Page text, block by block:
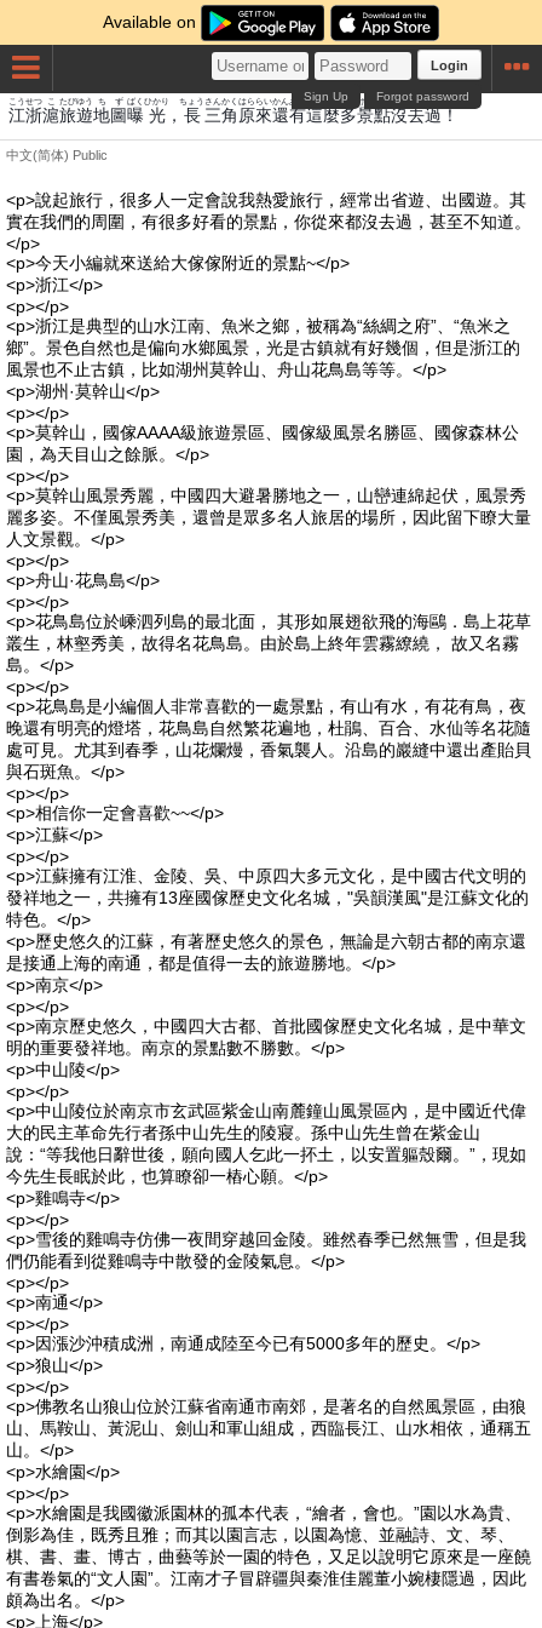
Available on
Login
Forgot password
Sign Up
江
こう
浙
せつ
滬
こ
旅
たび
遊
ゆう
地圖
ちず
曝
ばく
光
ひかり
， 長
ちょう
三角
さんかく
原
はら
來
らい
還
かん
有
あり
這
しゃ
麼
ま
多
た
景
けい
點
てん
沒
ぼつ
去
きょ
過
か
！
中文(简体) Public
<p>說起旅行，很多人一定會說我熱愛旅行，經常出省遊、出國遊。其
實在我們的周圍，有很多好看的景點，你從來都沒去過，甚至不知道。
</p>
<p>今天小編就來送給大傢傢附近的景點~</p>
<p>浙江</p>
<p></p>
<p>浙江是典型的山水江南、魚米之鄉，被稱為“絲綢之府”、“魚米之
鄉”。景色自然也是偏向水鄉風景，光是古鎮就有好幾個，但是浙江的
風景也不止古鎮，比如湖州莫幹山、舟山花鳥島等等。</p>
<p>湖州·莫幹山</p>
<p></p>
<p>莫幹山，國傢AAAA級旅遊景區、國傢級風景名勝區、國傢森林公
園，為天目山之餘脈。</p>
<p></p>
<p>莫幹山風景秀麗，中國四大避暑勝地之一，山巒連綿起伏，風景秀
麗多姿。不僅風景秀美，還曾是眾多名人旅居的場所，因此留下瞭大量
人文景觀。</p>
<p></p>
<p>舟山·花鳥島</p>
<p></p>
<p>花鳥島位於嵊泗列島的最北面， 其形如展翅欲飛的海鷗．島上花草
叢生，林壑秀美，故得名花鳥島。由於島上終年雲霧繚繞， 故又名霧
島。</p>
<p></p>
<p>花鳥島是小編個人非常喜歡的一處景點，有山有水，有花有鳥，夜
晚還有明亮的燈塔，花鳥島自然繁花遍地，杜鵑、百合、水仙等名花隨
處可見。尤其到春季，山花爛熳，香氣襲人。沿島的巖縫中還出產貽貝
與石斑魚。</p>
<p></p>
<p>相信你一定會喜歡~~</p>
<p>江蘇</p>
<p></p>
<p>江蘇擁有江淮、金陵、吳、中原四大多元文化，是中國古代文明的
發祥地之一，共擁有13座國傢歷史文化名城，"吳韻漢風"是江蘇文化的
特色。</p>
<p>歷史悠久的江蘇，有著歷史悠久的景色，無論是六朝古都的南京還
是接通上海的南通，都是值得一去的旅遊勝地。</p>
<p>南京</p>
<p></p>
<p>南京歷史悠久，中國四大古都、首批國傢歷史文化名城，是中華文
明的重要發祥地。南京的景點數不勝數。</p>
<p>中山陵</p>
<p></p>
<p>中山陵位於南京市玄武區紫金山南麓鐘山風景區內，是中國近代偉
大的民主革命先行者孫中山先生的陵寢。孫中山先生曾在紫金山
說：“等我他日辭世後，願向國人乞此一抔土，以安置軀殼爾。”，現如
今先生長眠於此，也算瞭卻一樁心願。</p>
<p>雞鳴寺</p>
<p></p>
<p>雪後的雞鳴寺仿佛一夜間穿越回金陵。雖然春季已然無雪，但是我
們仍能看到從雞鳴寺中散發的金陵氣息。</p>
<p></p>
<p>南通</p>
<p></p>
<p>因漲沙沖積成洲，南通成陸至今已有5000多年的歷史。</p>
<p>狼山</p>
<p></p>
<p>佛教名山狼山位於江蘇省南通市南郊，是著名的自然風景區，由狼
山、馬鞍山、黃泥山、劍山和軍山組成，西臨長江、山水相依，通稱五
山。</p>
<p>水繪園</p>
<p></p>
<p>水繪園是我國徽派園林的孤本代表，“繪者，會也。”園以水為貴、
倒影為佳，既秀且雅；而其以園言志，以園為憶、並融詩、文、琴、
棋、書、畫、博古，曲藝等於一園的特色，又足以說明它原來是一座饒
有書卷氣的“文人園”。江南才子冒辟疆與秦淮佳麗董小婉棲隱過，因此
頗為出名。</p>
<p>上海</p>